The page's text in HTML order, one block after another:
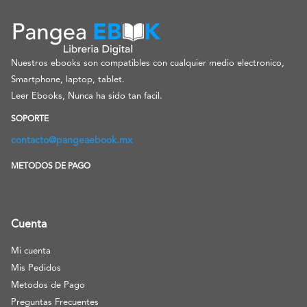
Nuestros ebooks son compatibles con cualquier medio electronico,
Smartphone, laptop, tablet.
Leer Ebooks, Nunca ha sido tan facil.
SOPORTE
contacto@pangeaebook.mx
METODOS DE PAGO
Cuenta
Mi cuenta
Mis Pedidos
Metodos de Pago
Preguntas Frecuentes